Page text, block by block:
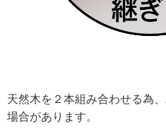
天然木を２本組み合わせる為
場合があります。